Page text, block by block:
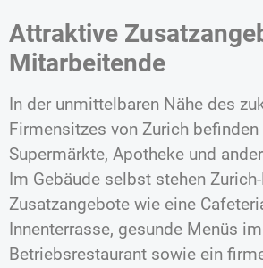
Attraktive
Mitarbeitende
In der unmittelbaren Nähe des
Firmensitzes von Zurich
Supermärkte, Apotheke und
Im Gebäude selbst stehen
Zusatzangebote wie eine
Innenterrasse, gesunde Menüs im
Betriebsrestaurant sowie ein